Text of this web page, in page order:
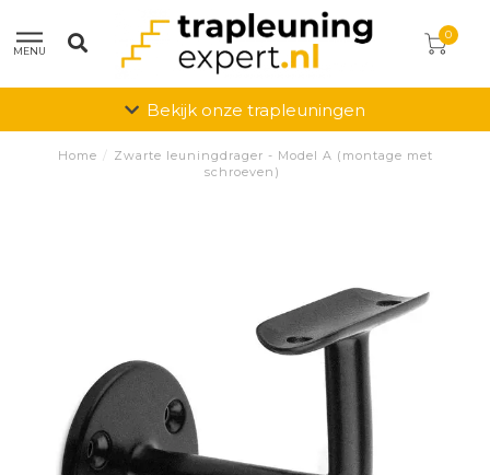
MENU
0
Bekijk onze trapleuningen
Home /
Zwarte leuningdrager - Model A (montage met
schroeven)